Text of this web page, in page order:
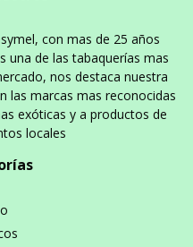
con mas de 25 años
una de las tabaquerías mas
nos destaca nuestra
las marcas mas reconocidas
exóticas y a productos de
locales